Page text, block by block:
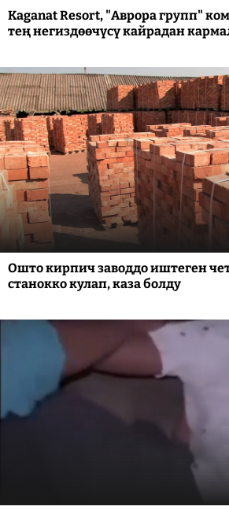
Kaganat Resort, "Аврора групп"
тең негиздөөчүсү кайрадан
Ошто кирпич заводдо иштеген
станокко кулап, каза болду